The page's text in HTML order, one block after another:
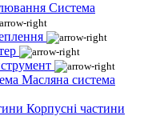
Система
Масляна система
Корпусні частини